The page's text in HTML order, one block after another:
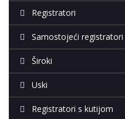
Registratori
Samostojeći registratori
Široki
Uski
Registratori s kutijom